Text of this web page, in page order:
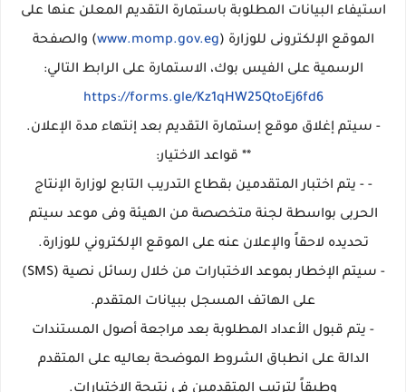
استيفاء البيانات المطلوبة باستمارة التقديم المعلن عنها على
الموقع الإلكترونى للوزارة (www.momp.gov.eg) والصفحة
الرسمية على الفيس بوك، الاستمارة على الرابط التالي:
https://forms.gle/Kz1qHW25QtoEj6fd6
- سيتم إغلاق موقع إستمارة التقديم بعد إنتهاء مدة الإعلان.
** قواعد الاختيار:
- - يتم اختبار المتقدمين بقطاع التدريب التابع لوزارة الإنتاج
الحربى بواسطة لجنة متخصصة من الهيئة وفى موعد سيتم
تحديده لاحقاً والإعلان عنه على الموقع الإلكتروني للوزارة.
- سيتم الإخطار بموعد الاختبارات من خلال رسائل نصية (SMS)
على الهاتف المسجل ببيانات المتقدم.
- يتم قبول الأعداد المطلوبة بعد مراجعة أصول المستندات
الدالة على انطباق الشروط الموضحة بعاليه على المتقدم
وطبقاً لترتيب المتقدمين فى نتيجة الاختبارات.